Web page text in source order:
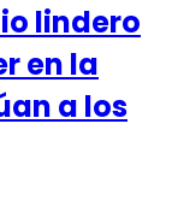
lindero
en la
a los